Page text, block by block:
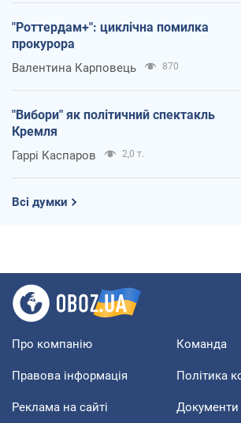
"Роттердам+": циклічна помилка
прокурора
Валентина Карповець 870
"Вибори" як політичний спектакль
Кремля
Гаррі Каспаров 2,0 т.
Всі думки
Про компанію Команда
Правова інформація Політика
Реклама на сайті Документи